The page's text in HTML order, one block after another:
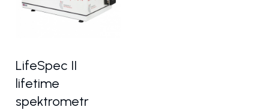
LifeSpec II
lifetime
spektrometr